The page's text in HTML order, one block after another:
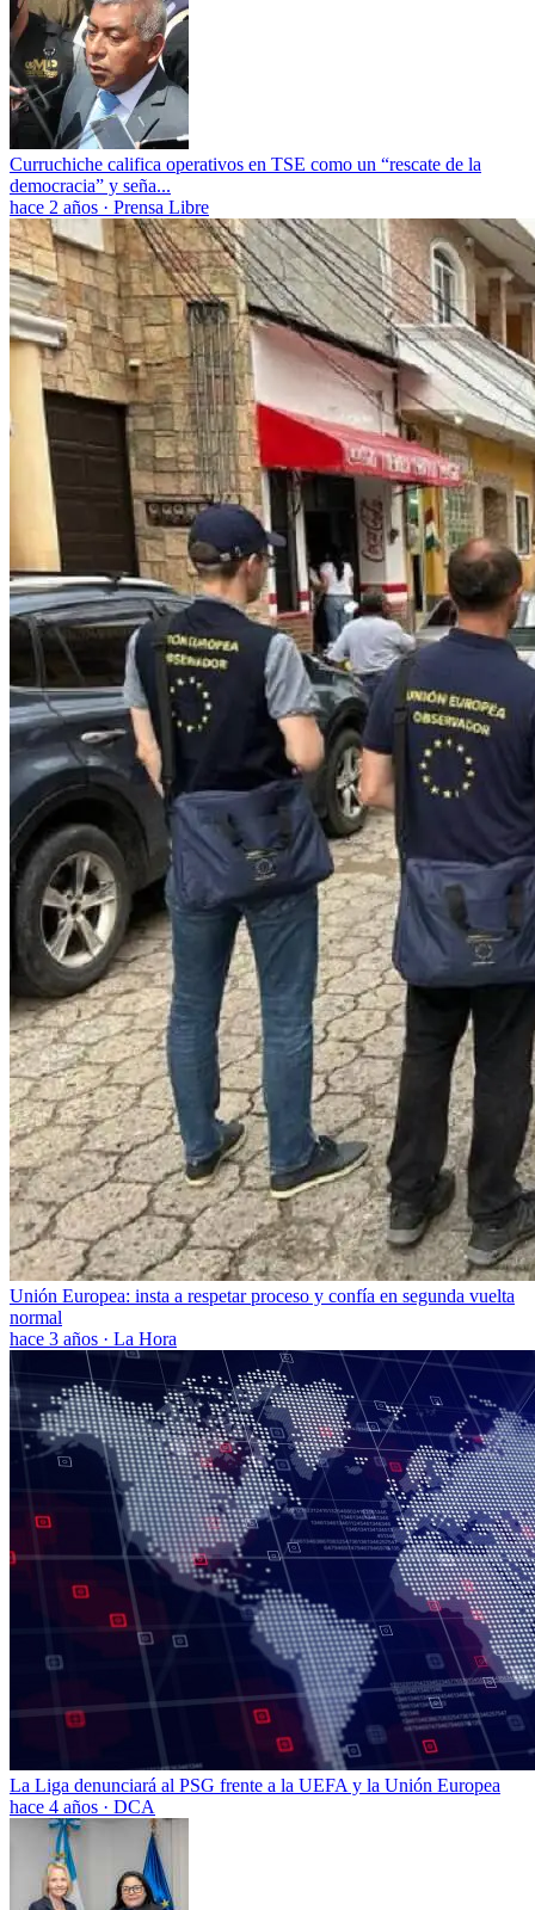
Curruchiche califica operativos en TSE como un “rescate de la
democracia” y seña...
hace 2 años · Prensa Libre
Unión Europea: insta a respetar proceso y confía en segunda vuelta
normal
hace 3 años · La Hora
La Liga denunciará al PSG frente a la UEFA y la Unión Europea
hace 4 años · DCA